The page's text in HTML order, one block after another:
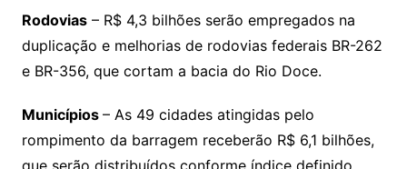
Rodovias– R$ 4,3 bilhões serão empregados na
duplicação e melhorias de rodovias federais BR-262
e BR-356, que cortam a bacia do Rio Doce.
Municípios – As 49 cidades atingidas pelo
rompimento da barragem receberão R$ 6,1 bilhões,
que serão distribuídos conforme índice definido